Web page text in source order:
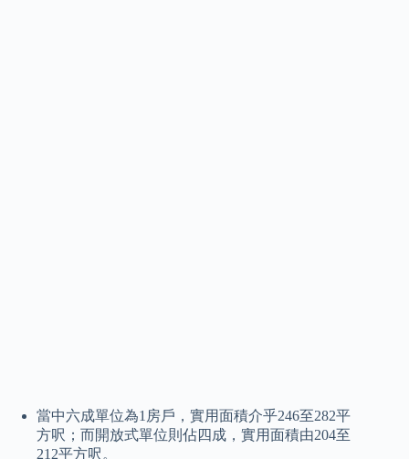
當中六成單位為1房戶，實用面積介乎246至282平
方呎；而開放式單位則佔四成，實用面積由204至
212平方呎。